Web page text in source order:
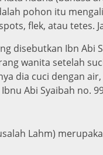
pohon itu
flek, atau tetes.
disebutkan Ibn Abi
wanita setelah
dia cuci dengan
Abi Syaibah no.
Lahm)